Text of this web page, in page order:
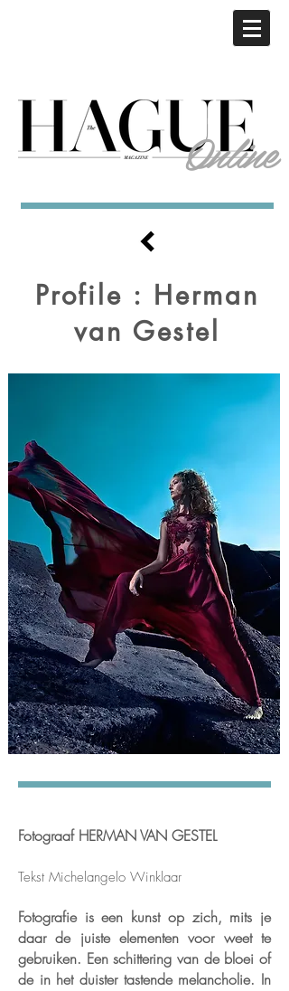
Online
Profile : Herman
van Gestel
Fotograaf HERMAN VAN GESTEL
Tekst Michelangelo Winklaar
Fotografie is een kunst op zich, mits je
daar de juiste elementen voor weet te
gebruiken. Een schittering van de bloei of
de in het duister tastende melancholie. In